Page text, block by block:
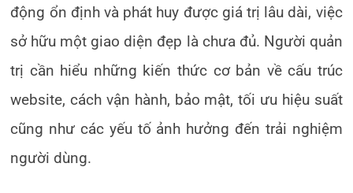
động ổn định và phát huy được giá trị lâu dài, việc
sở hữu một giao diện đẹp là chưa đủ. Người quản
trị cần hiểu những kiến thức cơ bản về cấu trúc
website, cách vận hành, bảo mật, tối ưu hiệu suất
cũng như các yếu tố ảnh hưởng đến trải nghiệm
người dùng.